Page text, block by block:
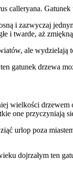
calleryana.
i zazwyczaj
i twarde, aż
ale wydzielają
gatunek drzewa
wielkości
one przyczyniają
urlop poza
dojrzałym ten